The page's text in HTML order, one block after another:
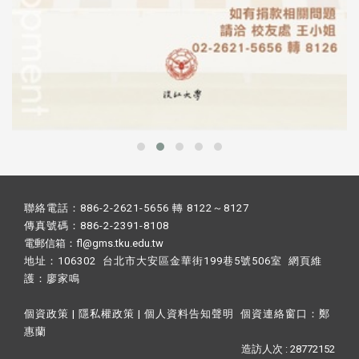
聯絡電話：886-2-2621-5656 轉 8122～8127
傳真號碼：886-2-2391-8108
電郵信箱：fl@gms.tku.edu.tw
地址：106302 台北市大安區金華街199巷5號506室 網頁維
護： 廖家鳴​
個資政策 | 隱私權政策 | 個人資料告知聲明 個資連絡窗口： 鄭
惠蘭
造訪人次 : 28772152